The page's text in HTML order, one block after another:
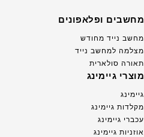
מחשבים ופלאפונים
מחשב נייד מחודש
מצלמה למחשב נייד
תאורה סולארית
מוצרי גיימינג
גיימינג
מקלדות גיימינג
עכברי גיימינג
אוזניות גיימינג